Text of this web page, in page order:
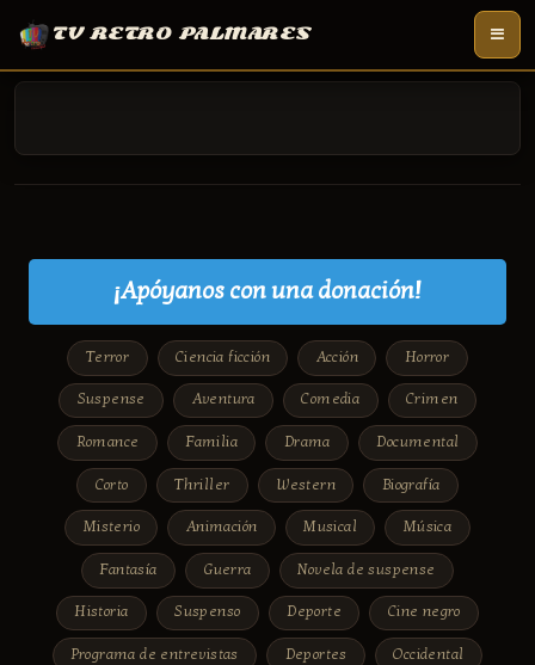
TV RETRO PALMARES
¡Apóyanos con una donación!
Terror Ciencia ficción Acción Horror
Suspense Aventura Comedia Crimen
Romance Familia Drama Documental
Corto Thriller Western Biografía
Misterio Animación Musical Música
Fantasía Guerra Novela de suspense
Historia Suspenso Deporte Cine negro
Programa de entrevistas Deportes Occidental